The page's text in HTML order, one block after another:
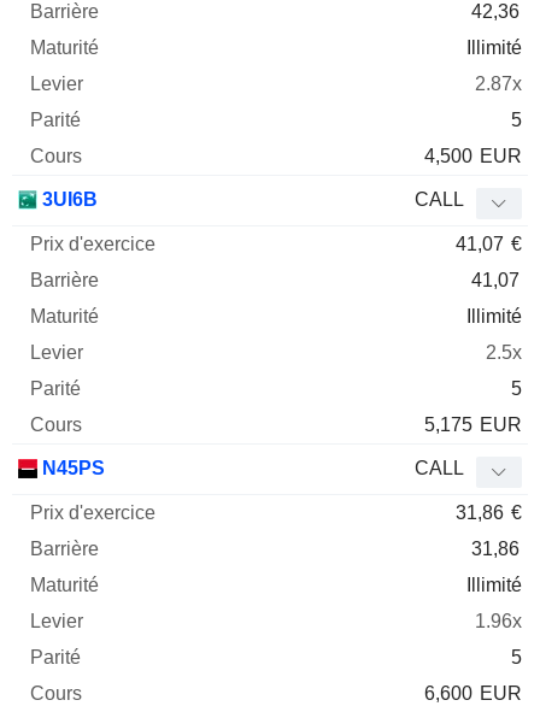
42,36
Illimité
2.87x
5
4,500 EUR
3UI6B CALL
41,07 €
41,07
Illimité
2.5x
5
5,175 EUR
N45PS CALL
31,86 €
31,86
Illimité
1.96x
5
6,600 EUR